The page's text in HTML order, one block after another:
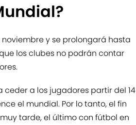
y se prolongará hasta
los clubes no podrán contar
a los jugadores partir del 14
el mundial. Por lo tanto, el fin
tarde, el último con fútbol en